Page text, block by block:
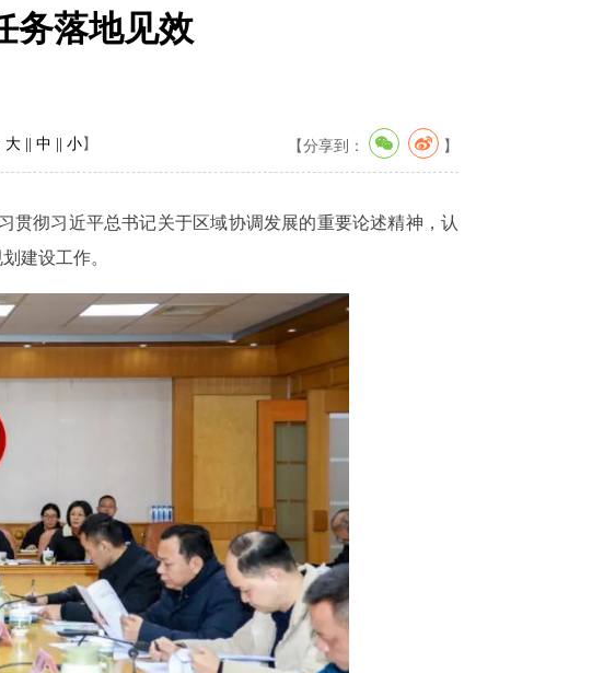
务落地见效
【分享到： 】
大 || 中 || 小】
彻习近平总书记关于区域协调发展的重要论述精神，认
建设工作。